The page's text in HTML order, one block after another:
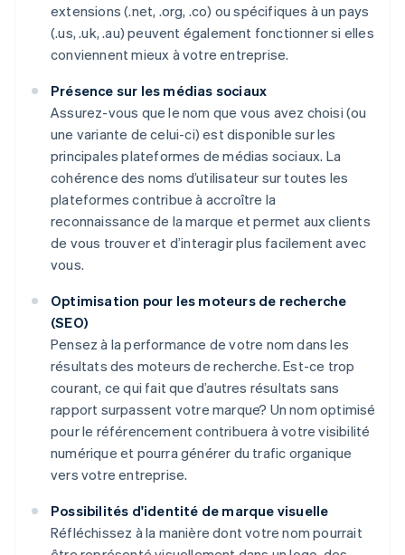
extensions (.net, .org, .co) ou spécifiques à un pays
(.us, .uk, .au) peuvent également fonctionner si elles
conviennent mieux à votre entreprise.
Présence sur les médias sociaux
Assurez-vous que le nom que vous avez choisi (ou
une variante de celui-ci) est disponible sur les
principales plateformes de médias sociaux. La
cohérence des noms d’utilisateur sur toutes les
plateformes contribue à accroître la
reconnaissance de la marque et permet aux clients
de vous trouver et d’interagir plus facilement avec
vous.
Optimisation pour les moteurs de recherche
(SEO)
Pensez à la performance de votre nom dans les
résultats des moteurs de recherche. Est-ce trop
courant, ce qui fait que d’autres résultats sans
rapport surpassent votre marque? Un nom optimisé
pour le référencement contribuera à votre visibilité
numérique et pourra générer du trafic organique
vers votre entreprise.
Possibilités d'identité de marque visuelle
Réfléchissez à la manière dont votre nom pourrait